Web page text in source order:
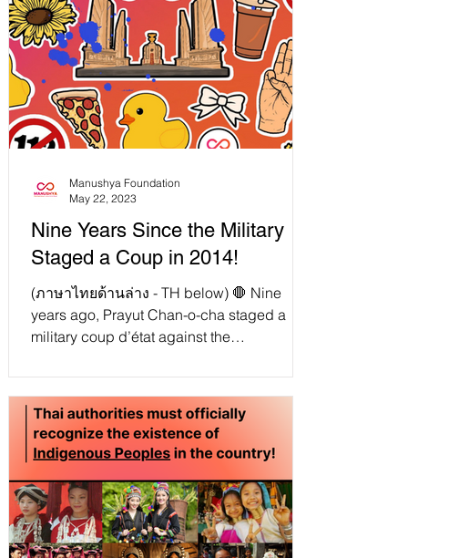
Nine Years Since the Military
Staged a Coup in 2014!
(ภาษาไทยด้านล่าง - TH below) 🛑 Nine
years ago, Prayut Chan-o-cha staged a
military coup d’état against the
Manushya Foundation
May 22, 2023